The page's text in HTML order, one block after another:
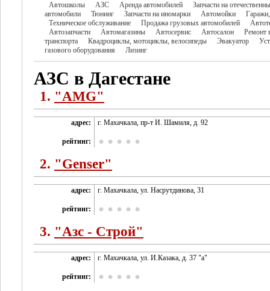
Автошколы АЗС Аренда автомобилей
Запчасти на
автомобили
Тюнинг Запчасти на иномарки Автомойки
Техническое обслуживание
Продажа грузовых автомобилей
Автозапчасти
Автомагазины Автосервис Автосалон
Ремонт
транспорта
Квадроциклы, мотоциклы, велосипеды Эвакуатор
газового оборудования
Лизинг
АЗС в Дагестане
1. "AMG"
адрес: г. Махачкала, пр-т И. Шамиля, д. 92
рейтинг:
2. "Genser"
адрес: г. Махачкала, ул. Насрутдинова, 31
рейтинг:
3. "Азс - Строй"
адрес: г. Махачкала, ул. И.Казака, д. 37 "а"
рейтинг: